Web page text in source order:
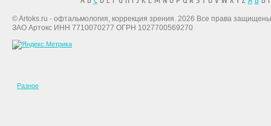
© Artoks.ru - офтальмология, коррекция зрения. 2026 Все права
ЗАО Артокс ИНН 7710070277 ОГРН 1027700569270
Разное